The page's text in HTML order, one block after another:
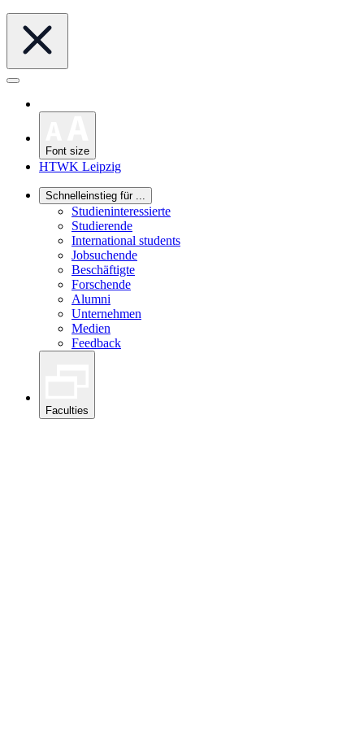
Font size
HTWK Leipzig
Schnelleinstieg für ...
Studieninteressierte
Studierende
International students
Jobsuchende
Beschäftigte
Forschende
Alumni
Unternehmen
Medien
Feedback
Faculties